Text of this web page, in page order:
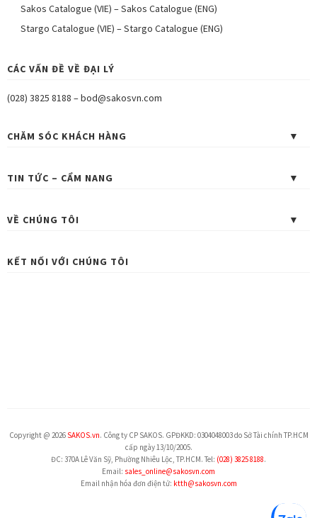
Sakos Catalogue (VIE) –Sakos Catalogue (ENG)
Stargo Catalogue (VIE) –Stargo Catalogue (ENG)
CÁC VẤN ĐỀ VỀ ĐẠI LÝ
(028) 3825 8188 –bod@sakosvn.com
CHĂM SÓC KHÁCH HÀNG
TIN TỨC – CẨM NANG
VỀ CHÚNG TÔI
KẾT NỐI VỚI CHÚNG TÔI
Copyright @ 2026 SAKOS.vn. Công ty CP SAKOS. GPĐKKD: 0304048003 do Sở Tài chính TP.HCM
cấp ngày 13/10/2005.
ĐC: 370A Lê Văn Sỹ, Phường Nhiêu Lộc, TP.HCM. Tel: (028) 3825 8188.
Email: sales_online@sakosvn.com
Email nhận hóa đơn điện tử: ktth@sakosvn.com